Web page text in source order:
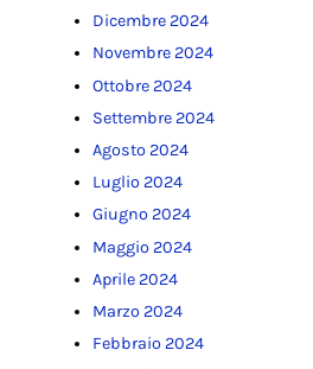
Dicembre 2024
Novembre 2024
Ottobre 2024
Settembre 2024
Agosto 2024
Luglio 2024
Giugno 2024
Maggio 2024
Aprile 2024
Marzo 2024
Febbraio 2024